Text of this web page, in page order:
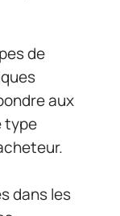
de
aux
type
dans les